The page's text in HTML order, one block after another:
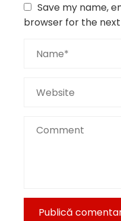
Save my name,
browser for the